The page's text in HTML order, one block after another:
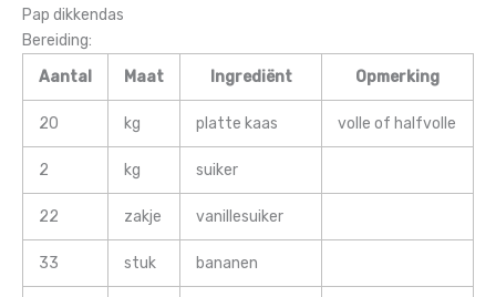
Pap dikkendas
Bereiding:
Aantal
Maat Ingrediënt Opmerking
20 kg platte kaas volle of halfvolle
2 kg suiker
22 zakje vanillesuiker
33 stuk bananen